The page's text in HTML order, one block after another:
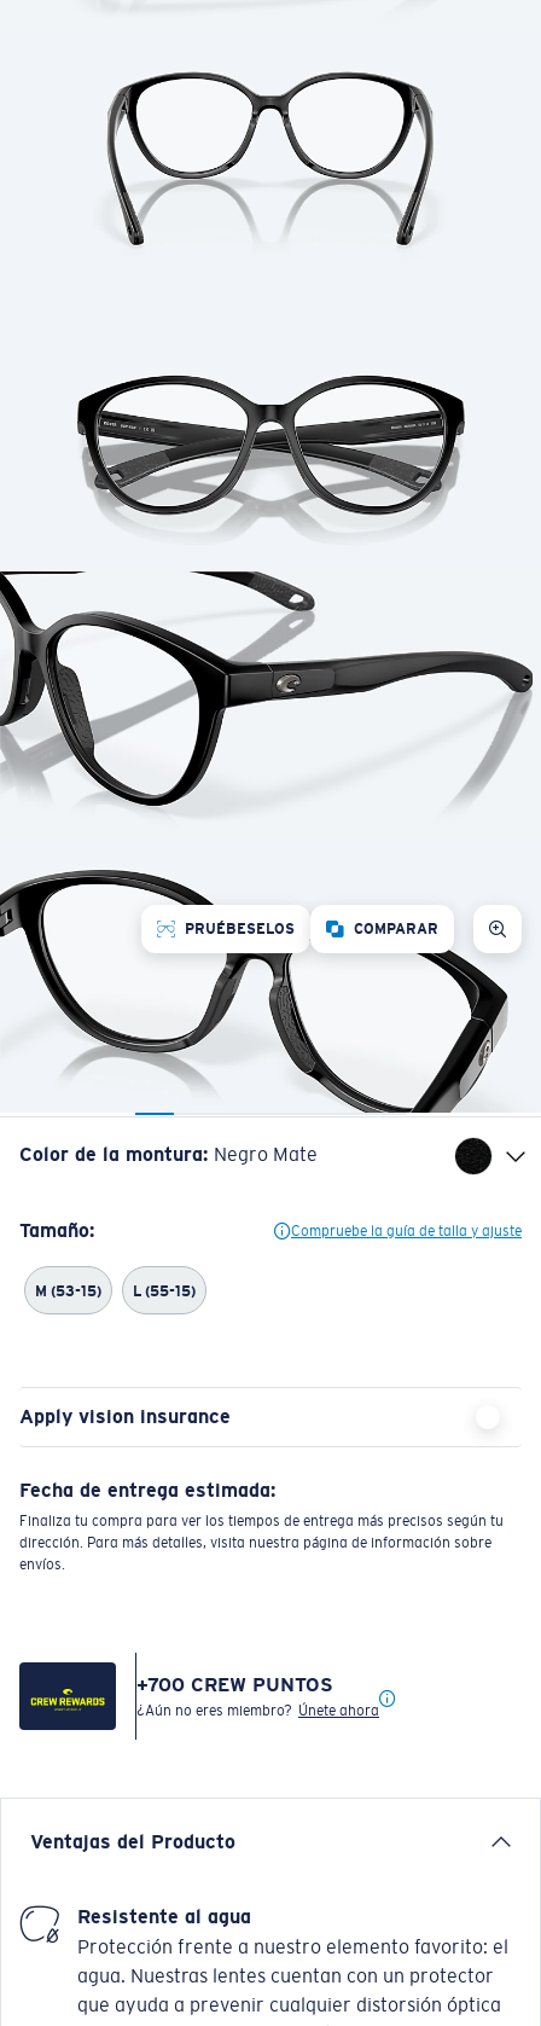
PRUÉBESELOS COMPARAR
Color de la montura: Negro Mate
Tamaño: Compruebe la guía de talla y ajuste
M (53-15) L (55-15)
Apply vision insurance
Fecha de entrega estimada:
Finaliza tu compra para ver los tiempos de entrega más precisos según tu
dirección. Para más detalles, visita nuestra página de información sobre
envíos.
+700 CREW PUNTOS
¿Aún no eres miembro? Únete ahora
Ventajas del Producto
Resistente al agua
Protección frente a nuestro elemento favorito: el
agua. Nuestras lentes cuentan con un protector
que ayuda a prevenir cualquier distorsión óptica